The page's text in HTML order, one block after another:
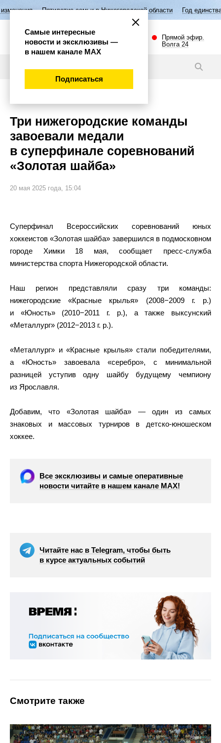
семьи в Нижегородской области Год единства народов России
Прямой эфир.
Волга 24
Три нижегородские команды
завоевали медали
в суперфинале соревнований
«Золотая шайба»
20 мая 2025 года, 15:04
Суперфинал Всероссийских соревнований юных
хоккеистов «Золотая шайба» завершился в подмосковном
городе Химки 18 мая, сообщает пресс-служба
министерства спорта Нижегородской области.
Наш регион представляли сразу три команды:
нижегородские «Красные крылья» (2008−2009 г. р.)
и «Юность» (2010−2011 г. р.), а также выксунский
«Металлург» (2012−2013 г. р.).
«Металлург» и «Красные крылья» стали победителями,
а «Юность» завоевала «серебро», с минимальной
разницей уступив одну шайбу будущему чемпиону
из Ярославля.
Добавим, что «Золотая шайба» — один из самых
знаковых и массовых турниров в детско-юношеском
хоккее.
Все эксклюзивы и самые оперативные
новости читайте в нашем канале МАХ!
Читайте нас в Telegram, чтобы быть
в курсе актуальных событий
Смотрите также
Самые интересные
новости и эксклюзивы —
в нашем канале МАХ
Подписаться